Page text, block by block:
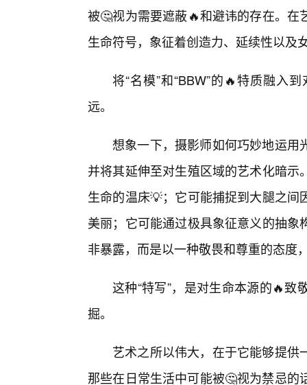
被🤔视为需要遮蔽🔥和避讳的存在。
生命符号，象征着创造力、延续性以及
将“名模”和“BBW”的🔥特质融入
远。
想象一下，摄影师如何巧妙地运用
并将其延伸至对生殖区域的艺术化暗
生命的温床💡；它可能捕捉到大腿之
美丽；它可能通过极具象征意义的抽
非暴露，而是以一种敬畏和尊重的态度
这种“特写”，是对生命本源的🔥
掘。
艺术之所以伟大，在于它能够提
那些在日常生活中可能被🤔视为禁忌的